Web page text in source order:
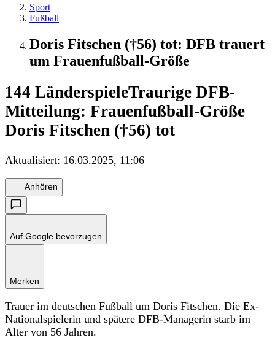
Sport
Fußball
Doris Fitschen (†56) tot: DFB trauert
um Frauenfußball-Größe
144 LänderspieleTraurige DFB-
Mitteilung: Frauenfußball-Größe
Doris Fitschen (†56) tot
Aktualisiert: 16.03.2025, 11:06
Anhören
Auf Google bevorzugen
Merken
Trauer im deutschen Fußball um Doris Fitschen. Die Ex-
Nationalspielerin und spätere DFB-Managerin starb im
Alter von 56 Jahren.